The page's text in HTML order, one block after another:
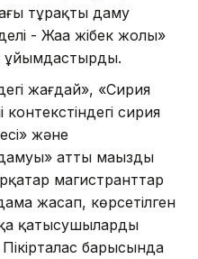
тұрақты даму
- Жаңа жібек жолы»
ұйымдастырды.
жағдай», «Сирия
сирия
және
атты маңызды
магистранттар
жасап, көрсетілген
қатысушылардың
барысында